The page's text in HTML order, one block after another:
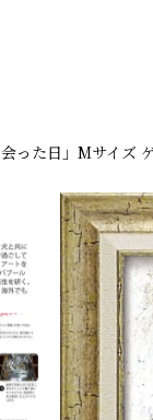
った日」Mサイズ